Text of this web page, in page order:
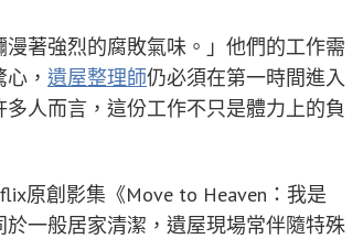
著強烈的腐敗氣味。」他們的工作需
， 遺屋整理師仍必須在第一時間進入
人而言，這份工作不只是體力上的負
原創影集《Move to Heaven：我是
一般居家清潔，遺屋現場常伴隨特殊